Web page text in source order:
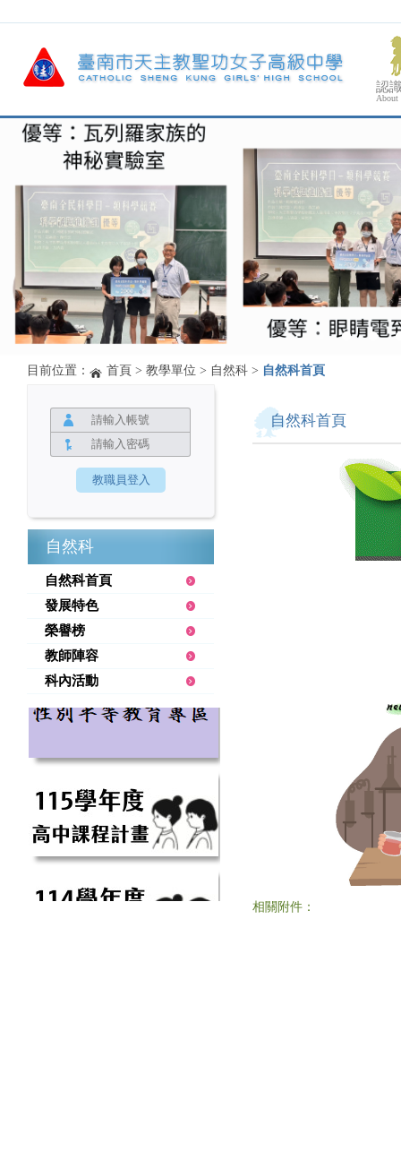
認
About
目前位置： 首頁 > 教學單位 > 自然科 > 自然科首頁
自然科
自然科首頁
發展特色
榮譽榜
教師陣容
科內活動
自然科首頁
相關附件：